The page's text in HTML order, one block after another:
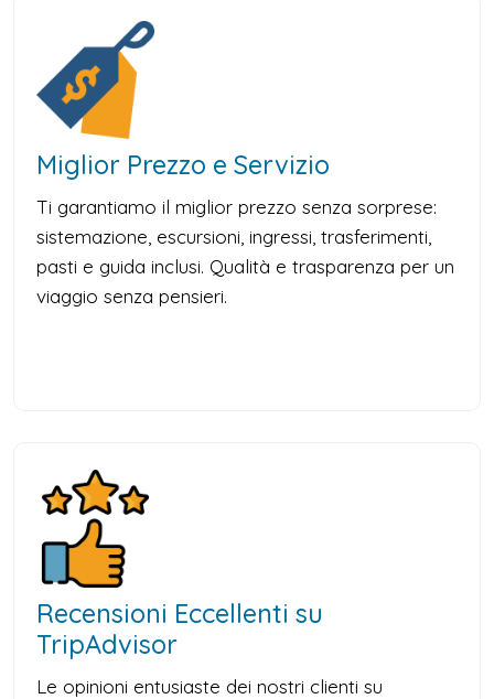
Miglior Prezzo e Servizio
Ti garantiamo il miglior prezzo senza sorprese:
sistemazione, escursioni, ingressi, trasferimenti,
pasti e guida inclusi. Qualità e trasparenza per un
viaggio senza pensieri.
Recensioni Eccellenti su
TripAdvisor
Le opinioni entusiaste dei nostri clienti su